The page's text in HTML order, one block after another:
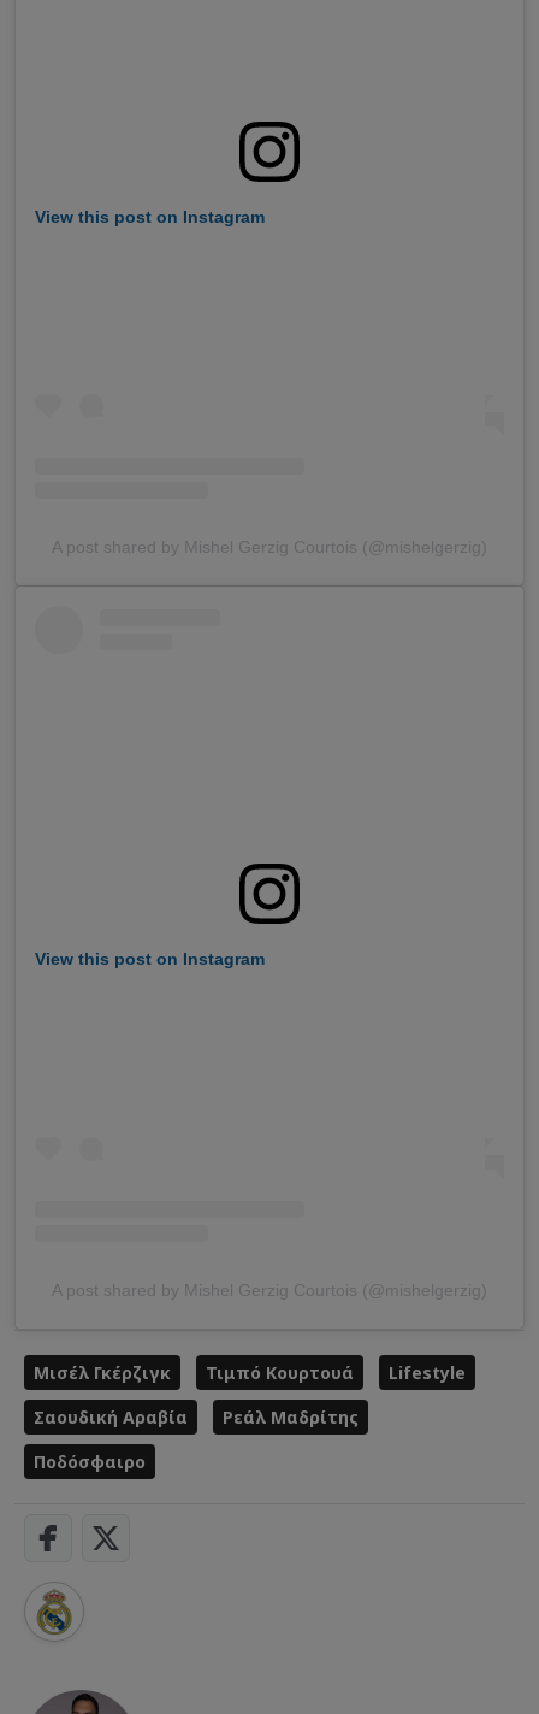
View this post on Instagram
A post shared by Mishel Gerzig Courtois (@mishelgerzig)
View this post on Instagram
A post shared by Mishel Gerzig Courtois (@mishelgerzig)
Μισέλ Γκέρζιγκ Τιμπό Κουρτουά
Lifestyle
Σαουδική Αραβία
Ρεάλ Μαδρίτης
Ποδόσφαιρο